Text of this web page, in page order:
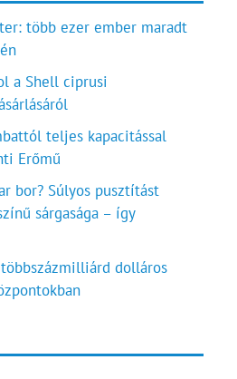
több ezer ember maradt
a Shell ciprusi
teljes kapacitással
Erőmű
bor? Súlyos pusztítást
sárgasága – így
dolláros